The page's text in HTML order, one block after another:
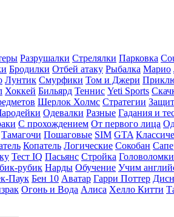
Разрушалки Стрелялки Парковка
Бродилки Отбей атаку Рыбалка Марио
Лунтик Смурфики Том и Джери
Хоккей Бильярд Теннис Yeti Sports
Шерлок Холмс Стратегии
Одевалки Разные Гадания и
С прохождением От первого лица
Тамагочи Пошаговые SIM GTA
Копатель Логические Сокобан
Тест IQ Пасьянс Стройка Головоломки
рубик Нарды Обучение Учим
Паук Бен 10 Аватар Гарри Поттер
Огонь и Вода Алиса Хелло Китти